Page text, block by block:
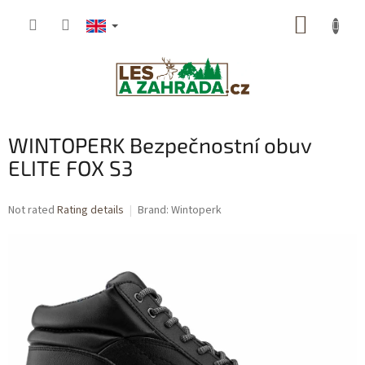
WINTOPERK Bezpečnostní obuv
ELITE FOX S3
The
stars.
Not rated Rating details Brand: Wintoperk